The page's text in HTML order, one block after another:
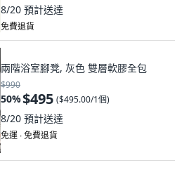
8/20 預計送達
免費退貨
兩階浴室腳凳, 灰色 雙層軟膠全包
$990
50%$495 ($495.00/1個)
8/20 預計送達
免運 ∙ 免費退貨